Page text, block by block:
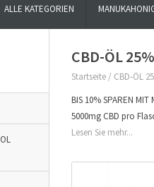
ALLE KATEGORIEN
CBD-ÖL
Startseite / CBD-ÖL
BIS 10% SPAREN
5000mg CBD pro
Lesen Sie mehr...